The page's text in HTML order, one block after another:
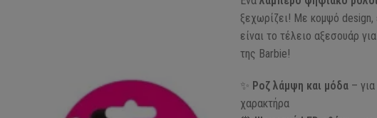
ξεχωρίζει! Με κομψό
είναι το τέλειο αξεσουάρ
της Barbie!
✨ Ροζ λάμψη και μόδα– για
χαρακτήρα